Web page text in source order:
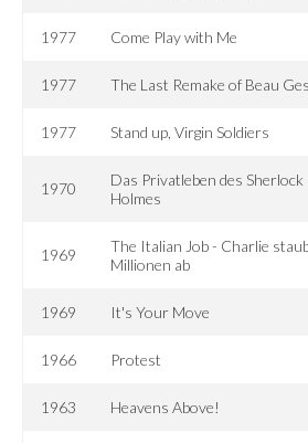
1977 Come Play with Me
1977 The Last Remake of Beau
1977 Stand up, Virgin Soldiers
1970
Das Privatleben des Sherlock
Holmes
1969
The Italian Job - Charlie
Millionen ab
1969 It's Your Move
1966 Protest
1963 Heavens Above!